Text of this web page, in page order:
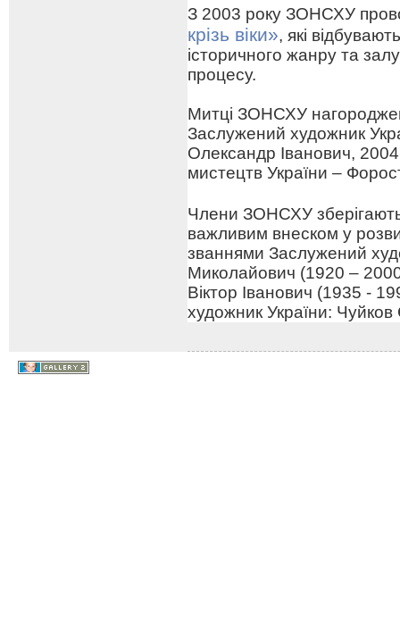
З 2003 року ЗОНСХУ
крізь віки», які
історичного жанру та
процесу.
Митці ЗОНСХУ
Заслужений художник
Олександр Іванович,
мистецтв України –
Члени ЗОНСХУ
важливим внеском у
званнями Заслужений
Миколайович (1920 –
Віктор Іванович (1935 -
художник України: